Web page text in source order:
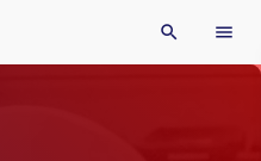
search menu